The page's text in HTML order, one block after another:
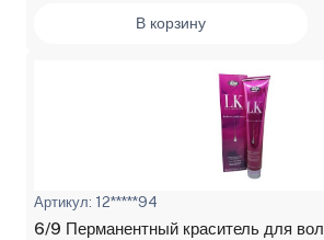
В корзину
Артикул: 12*****94
6/9 Перманентный краситель для